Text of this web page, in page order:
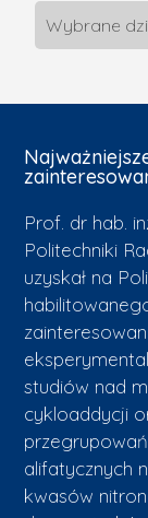
Wybrane
Prof. dr hab.
Politechniki
uzyskał na
studiów nad
cykloaddycji
alifatycznych
kwasów